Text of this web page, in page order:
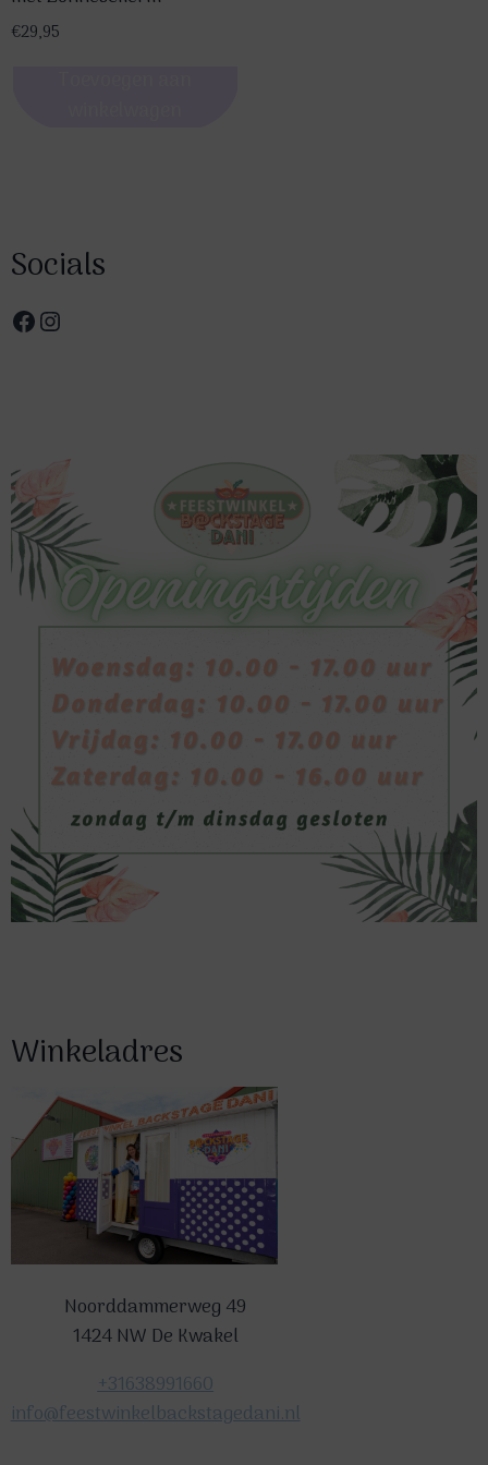
€29,95
Socials
Facebook
Instagram
Winkeladres
Noorddammerweg 49
1424 NW De Kwakel
+31638991660
info@feestwinkelbackstagedani.nl